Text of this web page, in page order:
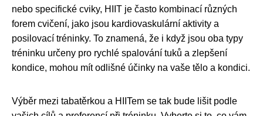
nebo specifické cviky, HIIT je často kombinací různých
forem cvičení, jako jsou kardiovaskulární aktivity a
posilovací tréninky. To znamená, že i když jsou oba typy
tréninku určeny pro rychlé spalování tuků a zlepšení
kondice, mohou mít odlišné účinky na vaše tělo a kondici.
Výběr mezi tabatěrkou a HIITem se tak bude lišit podle